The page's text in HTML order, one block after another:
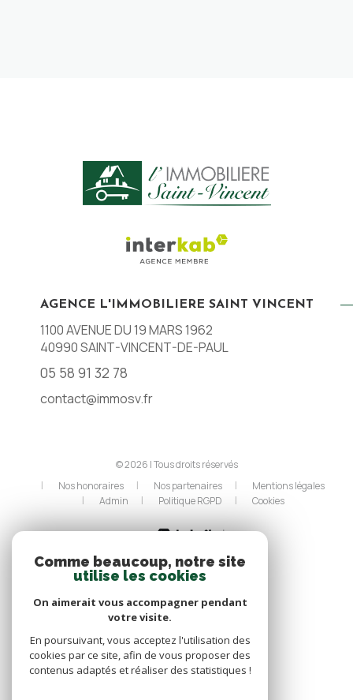
AGENCE L'IMMOBILIERE SAINT VINCENT
1100 AVENUE DU 19 MARS 1962
40990SAINT-VINCENT-DE-PAUL
05 58 91 32 78
contact@immosv.fr
© 2026 | Tous droits réservés
Nos honoraires
Nos partenaires
Mentions légales
Admin
Politique RGPD Cookies
Comme beaucoup, notre site
utilise les cookies
On aimerait vous accompagner pendant
votre visite.
En poursuivant, vous acceptez l'utilisation des
cookies par ce site, afin de vous proposer des
contenus adaptés et réaliser des statistiques !